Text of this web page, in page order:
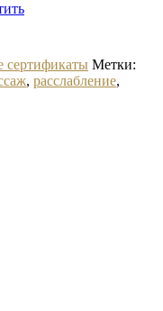
сертификаты Метки:
, расслабление,